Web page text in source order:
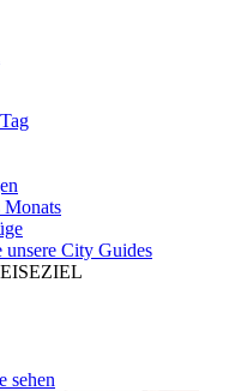
Monats
unsere City Guides
sehen